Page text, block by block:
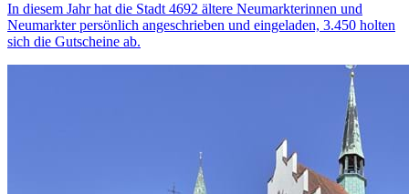
In diesem Jahr hat die Stadt 4692 ältere Neumarkterinnen und
Neumarkter persönlich angeschrieben und eingeladen, 3.450 holten
sich die Gutscheine ab.